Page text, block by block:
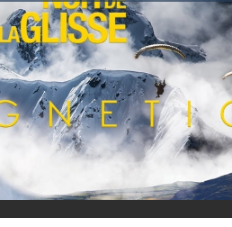
Aujourd'hui : T° Min : °C T° Max :°C
Suivez en direct l'actualité des stations